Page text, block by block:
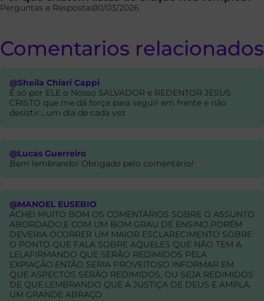
Perguntas e Respostas10/03/2026
Comentarios relacionados
@Sheila Chiari Cappi
É só por ELE o Nosso SALVADOR e REDENTOR JESUS
CRISTO que me dá força para seguir em frente e não
desistir....um dia de cada vez
@Lucas Guerreiro
Bem lembrando! Obrigado pelo comentário!
@MANOEL EUSEBIO
ACHEI MUITO BOM OS COMENTÁRIOS SOBRE O ASSUNTO
ABORDADO,E COM UM BOM GRAU DE ENSINO,PORÉM
DEVERIA OCORRER UM MAIOR ESCLARECIMENTO SOBRE
O PONTO QUE FALA SOBRE AQUELES QUE NÃO TEM A
LEI,AFIRMANDO QUE SERÃO REDIMIDOS PELA
EXPIAÇÃO.ENTÃO SERIA PROVEITOSO INFORMAR EM
QUE ASPECTOS SERÃO REDIMIDOS, OU SEJA REDIMIDOS
DE QUE.LEMBRANDO QUE A JUSTIÇA DE DEUS E AMPLA.
UM GRANDE ABRAÇO